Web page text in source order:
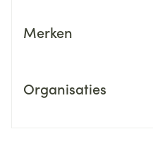
Merken
Organisaties